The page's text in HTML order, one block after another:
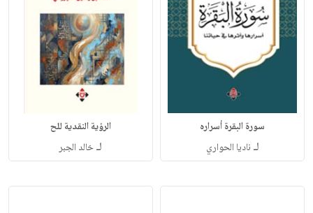
سورة البقرة أسراره
لـ ناديا الحواري
الرؤية النقدية للح
لـخالد الجبر